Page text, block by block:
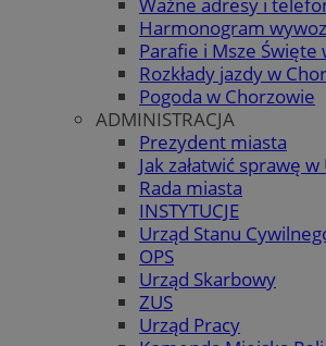
Harmonogram
Parafie i Msze Święte
Rozkłady jazdy w
Pogoda w Chorzowie
ADMINISTRACJA
Prezydent miasta
Jak załatwić sprawę
Rada miasta
INSTYTUCJE
Urząd Stanu
OPS
Urząd Skarbowy
ZUS
Urząd Pracy